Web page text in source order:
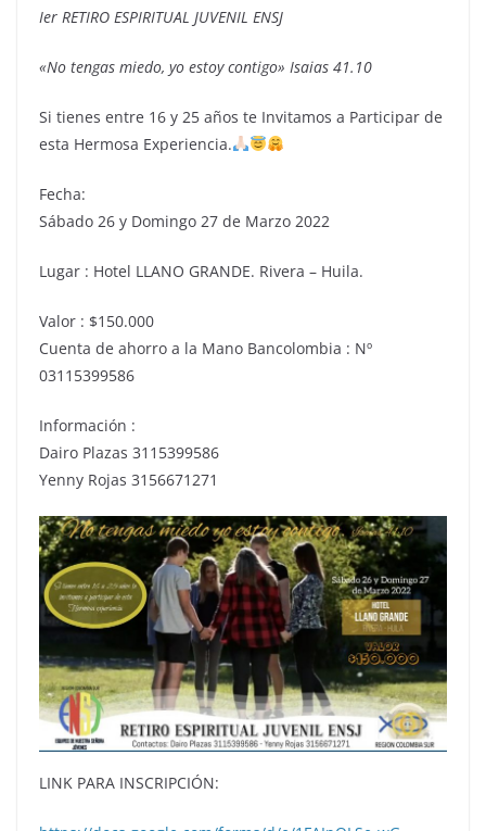
Ier RETIRO ESPIRITUAL JUVENIL ENSJ
«No tengas miedo, yo estoy contigo» Isaias 41.10
Si tienes entre 16 y 25 años te Invitamos a Participar de
esta Hermosa Experiencia.
Fecha:
Sábado 26 y Domingo 27 de Marzo 2022
Lugar : Hotel LLANO GRANDE. Rivera – Huila.
Valor : $150.000
Cuenta de ahorro a la Mano Bancolombia : Nº
03115399586
Información :
Dairo Plazas 3115399586
Yenny Rojas 3156671271
LINK PARA INSCRIPCIÓN: